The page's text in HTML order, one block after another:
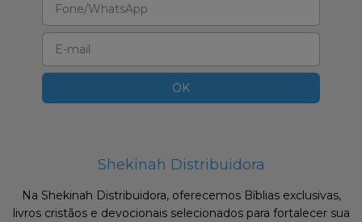
Shekinah Distribuidora
Na Shekinah Distribuidora, oferecemos Bíblias exclusivas,
livros cristãos e devocionais selecionados para fortalecer sua